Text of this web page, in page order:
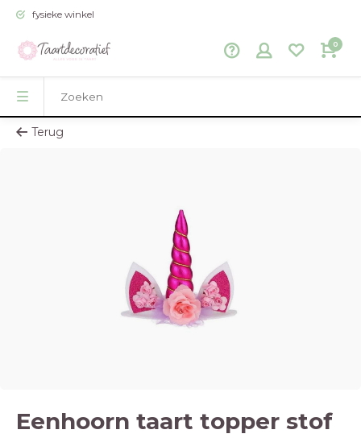
fysieke winkel
0
Terug
Eenhoorn taart topper stof